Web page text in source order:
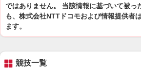
ではありません。 当該情報に基づいて被っ
も、株式会社NTTドコモおよび情報提供者
ます。
競技一覧